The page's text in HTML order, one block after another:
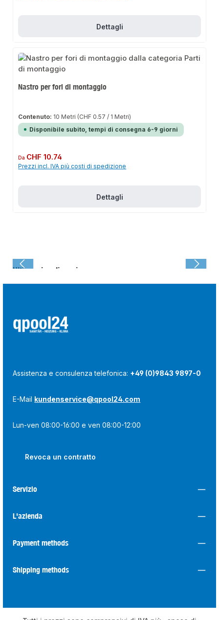
Dettagli
Nastro per fori di montaggio
Contenuto: 10 Metri (CHF 0.57 / 1 Metri)
Disponibile subito, tempi di consegna 6-9 giorni
Prezzo normale:
Da CHF 10.74
Prezzi incl. IVA più costi di spedizione
Dettagli
Ultima visualizzazione:
Assistenza e consulenza telefonica: +49 (0)9843 9897-0
E-Mail kundenservice@qpool24.com
Lun-ven 08:00-16:00 e ven 08:00-12:00
Revoca un contratto
Servizio
L'azienda
Payment methods
Shipping methods